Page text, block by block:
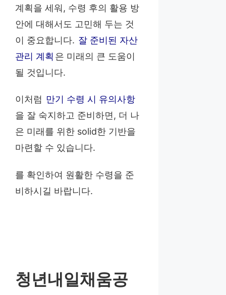
계획을 세워, 수령 후의 활용 방
안에 대해서도 고민해 두는 것
이 중요합니다. 잘 준비된 자산
관리 계획 은 미래의 큰 도움이
될 것입니다.
이처럼 만기 수령 시 유의사항
을 잘 숙지하고 준비하면, 더 나
은 미래를 위한 solid한 기반을
마련할 수 있습니다.
를 확인하여 원활한 수령을 준
비하시길 바랍니다.
청년내일채움공